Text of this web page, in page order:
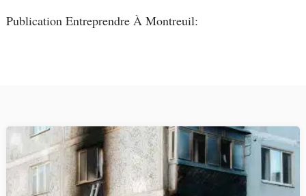
Publication Entreprendre À Montreuil: